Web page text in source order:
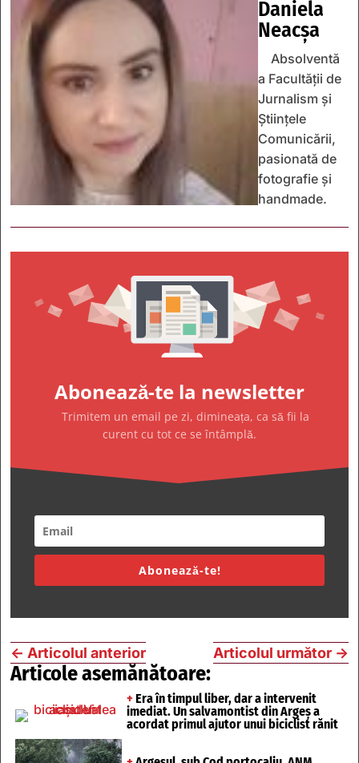
Daniela
Neacșa
Absolventă
a Facultății de
Jurnalism și
Științele
Comunicării,
pasionată de
fotografie și
handmade.
Abonează-te la newsletter
Trimitem un email pe zi, dimineața, ca să fii la
curent cu tot ce se întâmplă.
Abonează-te!
← Articolul anterior Articolul următor →
Articole asemănătoare:
+ Era în timpul liber, dar a intervenit
imediat. Un salvamontist din Argeș a
acordat primul ajutor unui biciclist rănit